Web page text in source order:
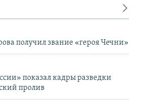
получил звание «героя Чечни»
показал кадры разведки
пролив